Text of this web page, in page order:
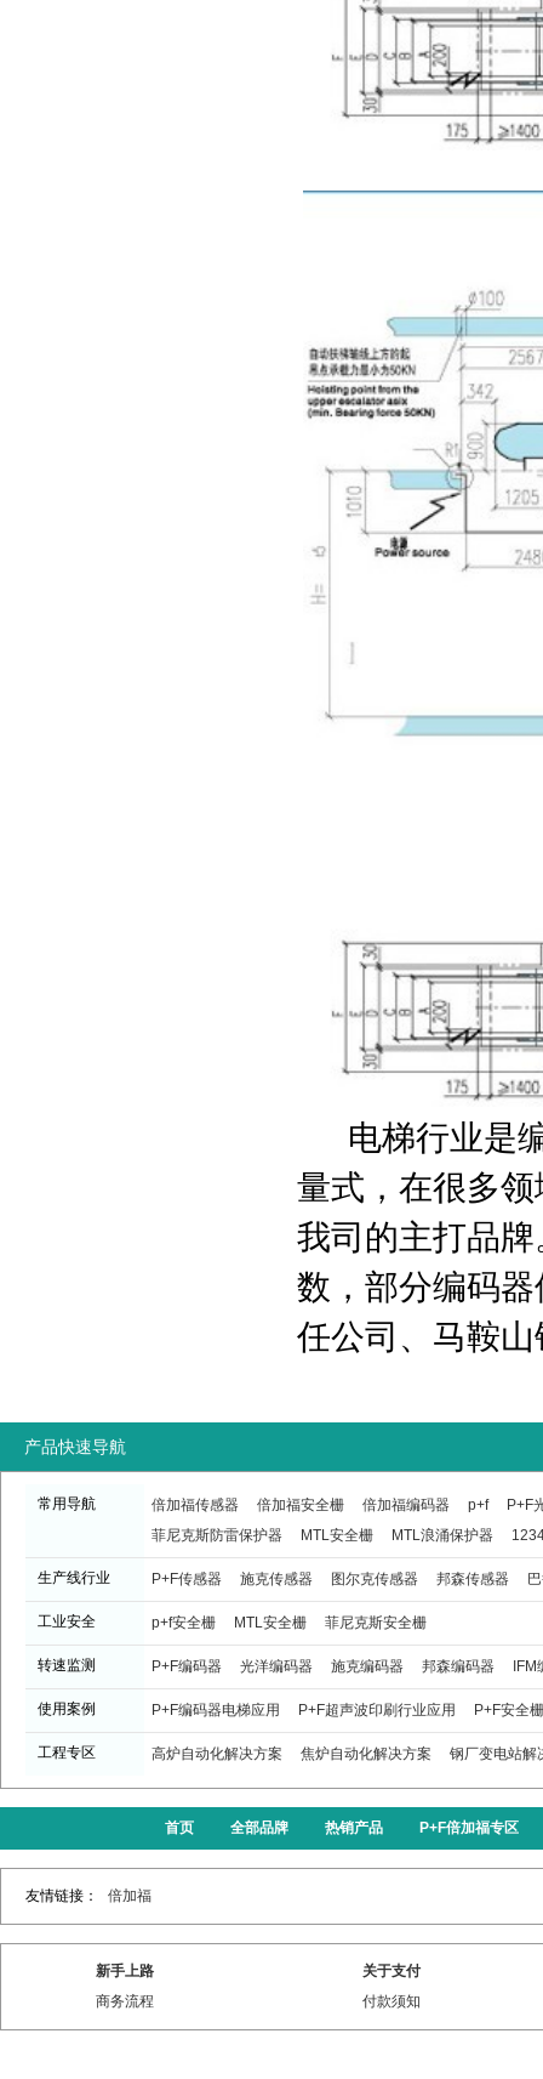
电梯行业是编
量式，在很多
我司的主打品
数，部分编码
任公司、马鞍
产品快速导航
常用导航 倍加福传感器 倍加福安全栅 倍加福编码器 p+f
P+F
菲尼克斯防雷保护器
MTL安全栅 MTL浪涌保护器
生产线行业 P+F传感器 施克传感器 图尔克传感器 邦森传感器
工业安全 p+f安全栅 MTL安全栅 菲尼克斯安全栅
转速监测 P+F编码器 光洋编码器 施克编码器 邦森编码器
使用案例 P+F编码器电梯应用 P+F超声波印刷行业应用 P+F安全
工程专区 高炉自动化解决方案 焦炉自动化解决方案 钢厂变电站解
首页 全部品牌 热销产品 P+F倍加福专区
友情链接： 倍加福
新手上路
商务流程
关于支付
付款须知